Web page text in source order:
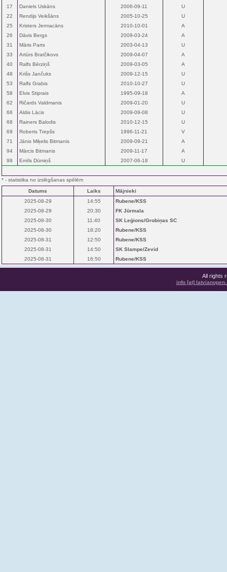
17
Daniels Uskāns 2006-09-11
U
22
Rendijs Veikšāns 2005-10-25
U
25
Kristers Jermacāns 2010-10-01
A
26
Dāvis Bergs 2009-03-24
A
31
Māris Parts 2003-04-13
U
33
Artūrs Bratčikovs 2009-04-07
A
40
Ralfs Bērziņš 2009-03-05
A
48
Krišs Jančuks 2009-12-15
U
53
Ralfs Grabis 2010-10-27
U
58
Elvis Stiprais 1995-09-18
A
62
Ričards Valdmanis 2009-01-20
U
66
Aldis Lācis 2009-09-08
U
68
Rainers Balodis 2010-12-15
U
69
Roberts Trepšs 1996-11-21
V
71
Jānis Miķelis Bitmanis 2009-09-21
A
94
Mārcis Bitmanis 2009-11-17
A
99
Emīls Dūmiņš 2007-06-18 U
* - statistika no izslēgšanas spēlēm
Datums
Laiks
Mājnieki
2025-08-29
14:55
Rubene/KSS
2025-08-29
20:30
FK Jūrmala
2025-08-30
11:40
SK Leģions/Grobiņas SC
2025-08-30
18:20
Rubene/KSS
2025-08-31
12:50
Rubene/KSS
2025-08-31
14:50
SK Slampe/Zevid
2025-08-31
16:50 Rubene/KSS
All rights
info [at]